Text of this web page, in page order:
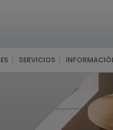
SERVICIOS